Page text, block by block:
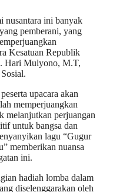
nusantara ini banyak
pemberani, yang
Kesatuan Republik
Hari Mulyono, M.T,
upacara akan
memperjuangkan
melanjutkan perjuangan
untuk bangsa dan
lagu “Gugur
memberikan nuansa
ini.
hadiah lomba dalam
diselenggarakan oleh